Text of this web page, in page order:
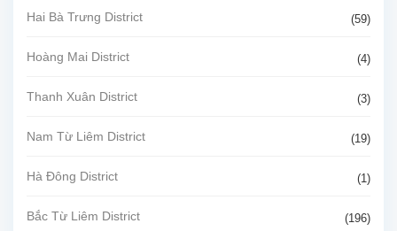
Hai Bà Trưng District (59)
Hoàng Mai District (4)
Thanh Xuân District (3)
Nam Từ Liêm District (19)
Hà Đông District (1)
Bắc Từ Liêm District (196)